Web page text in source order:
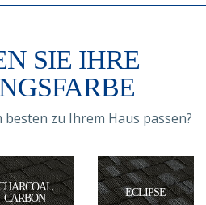
SIE IHRE
besten zu Ihrem Haus passen?
CARBON
ECLIPSE